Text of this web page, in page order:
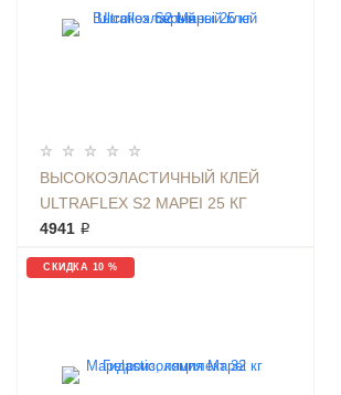
ВЫСОКОЭЛАСТИЧНЫЙ КЛЕЙ
ULTRAFLEX S2 MAPEI 25 КГ
СЕРЫЙ
4941 ₽
СКИДКА 10 %